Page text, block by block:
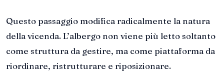
Questo passaggio modifica radicalmente la natura
della vicenda. L’albergo non viene più letto soltanto
come struttura da gestire, ma come piattaforma da
riordinare, ristrutturare e riposizionare.